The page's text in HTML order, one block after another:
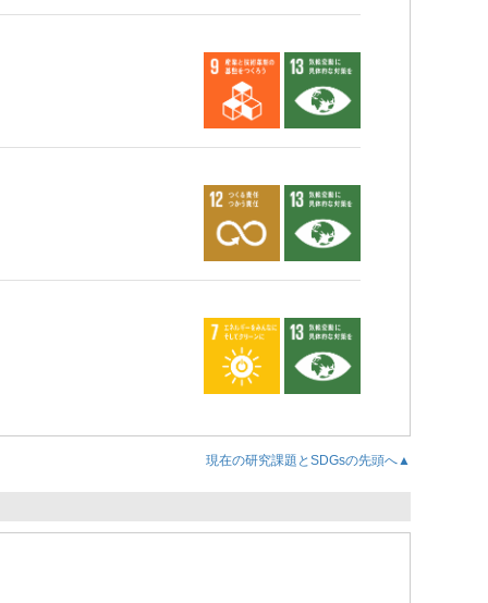
現在の研究課題とSDGsの先頭へ▲